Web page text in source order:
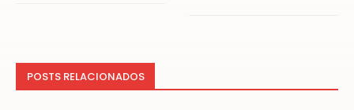
POSTS RELACIONADOS